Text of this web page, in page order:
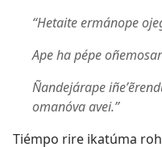
“Hetaite ermánope
Ape ha pépe
Ñandejárape
omanóva avei.”
Tiémpo rire ikatúma